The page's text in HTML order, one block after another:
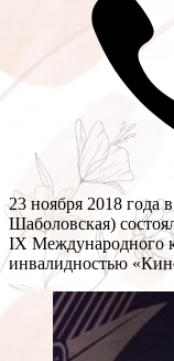
23 ноября 2018 года
Шаболовская)
IX Международного
инвалидностью